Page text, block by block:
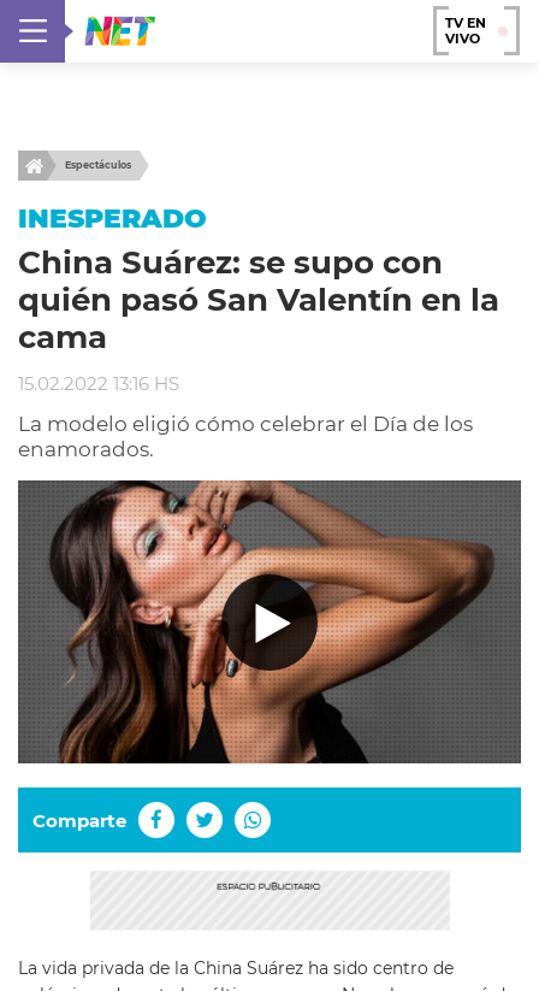
TV EN
VIVO
Espectáculos
INESPERADO
China Suárez: se supo con
quién pasó San Valentín en la
cama
15.02.2022 13:16 HS
La modelo eligió cómo celebrar el Día de los
enamorados.
Comparte
La vida privada de la China Suárez ha sido centro de